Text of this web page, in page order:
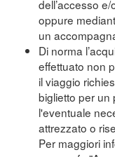
dell’accesso
oppure
un
Di norma
effettuato non
il viaggio
biglietto per un
l'eventuale
attrezzato o
Per maggiori